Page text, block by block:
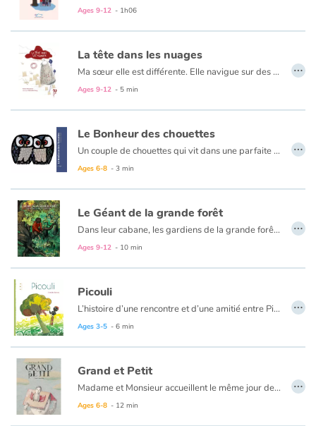
À travers le portrait de cet enfant libre et généreux, ce roman permet de sensibiliser le lecteur aux notions de respect, de tolérance et d'entraide, et de faire réfléchir sur des sujets d'actualité tels que l'homoparentalité, les relations familiales ou encore les inégalités sociales.
Ages 9-12 - 1h06
La tête dans les nuages
Ma sœur elle est différente. Elle navigue sur des bateaux de papiers qu’elle plie à longueur de journée...
Ages 9-12 - 5 min
…
Le Bonheur des chouettes
Un couple de chouettes qui vit dans une parfaite harmonie est sollicité par la basse-cour qui se chamaille perpétuellement afin qu'il livre le secret de leur bonheur. Un magnifique album de 1963, du célèbre artiste suisse Celestino Piatti.
Ages 6-8 - 3 min
…
Le Géant de la grande forêt
Dans leur cabane, les gardiens de la grande forêt rêvaient depuis toujours d'avoir un enfant. En vain. Un matin, dans le pull quatre fois trop grand qu'elle tricotait pour oublier son chagrin, la femme découvrit un minuscule bébé, il tenait dans le creux d'une main. L'enfant ne voulait rien d'autre que manger. Après un repas de plusieurs heures, il finit par s'endormir. Au petit matin, les gardiens ne retrouvèrent pas le bébé qu'ils avaient couché dans le petit lit mais un petit garçon. En l'espace d'une nuit, il avait atteint la taille d'un enfant de deux ans...
Ages 9-12 - 10 min
…
Picouli
L’histoire d’une rencontre et d’une amitié entre Picouli, petit oiseau solitaire et avide de câlins et Sam, un petit garçon disponible.
Ages 3-5 - 6 min
…
Grand et Petit
Madame et Monsieur accueillent le même jour deux nouveaux nés, un bébé et un bébé géant. Ils décident, ni une ni deux que ces deux-là seront frères et élevés pareillement.
Ages 6-8 - 12 min
…